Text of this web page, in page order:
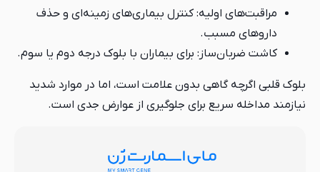
مراقبت‌های اولیه: کنترل بیماری‌های زمینه‌ای و حذف
داروهای مسبب.
کاشت ضربان‌ساز: برای بیماران با بلوک درجه دوم یا سوم.
بلوک قلبی اگرچه گاهی بدون علامت است، اما در موارد شدید
نیازمند مداخله سریع برای جلوگیری از عوارض جدی است.